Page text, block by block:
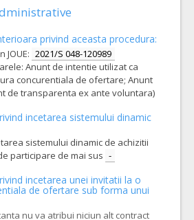
privind aceasta procedura:
JOUE: 2021/S 048-120989
Anunt de intentie utilizat ca
concurentiala de ofertare; Anunt
de transparenta ex ante voluntara)
incetarea sistemului dinamic
sistemului dinamic de achizitii
participare de mai sus -
incetarea unei invitatii la o
de ofertare sub forma unui
nu va atribui niciun alt contract